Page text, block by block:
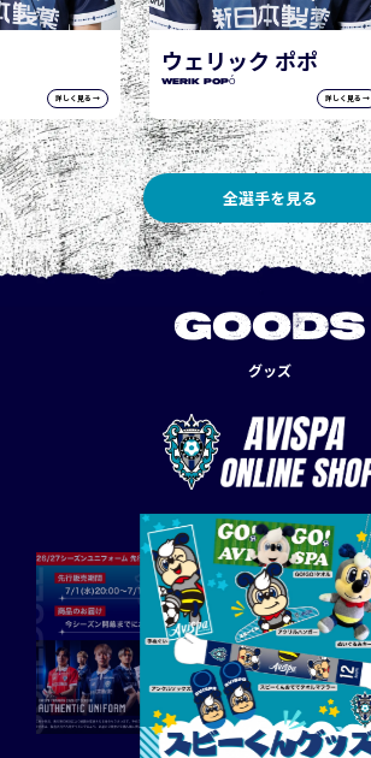
詳しく見る →
城後 寿
JOGO Hisashi
詳しく見る →
全選手を見る
GOODS
グッズ